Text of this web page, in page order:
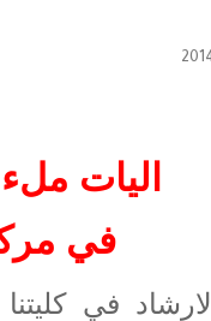
اليات ملء
في
في